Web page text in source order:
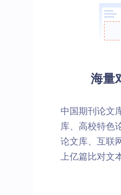
海量
中国期刊论文
库、高校特色
论文库、互联
上亿篇比对文